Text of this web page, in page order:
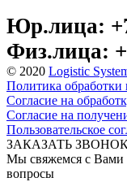
Юр.лица:
Физ.лица:
© 2020 Logistic
Политика
Согласие на
Согласие на
Пользовательское
ЗАКАЗАТЬ
Мы свяжемся с Вами
вопросы